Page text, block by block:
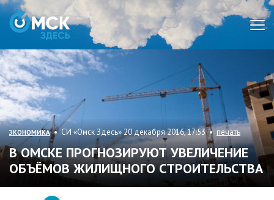
ЭКОНОМИКА• СИ «Омск Здесь» 20 декабря 2016, 17:53 • печать
В ОМСКЕ ПРОГНОЗИРУЮТ УВЕЛИЧЕНИЕ
ОБЪЁМОВ ЖИЛИЩНОГО СТРОИТЕЛЬСТВА